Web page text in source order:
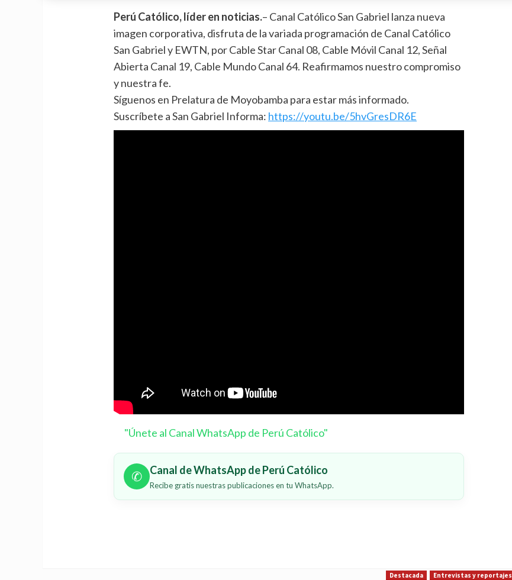
Perú Católico, líder en noticias.– Canal Católico San Gabriel lanza nueva
imagen corporativa, disfruta de la variada programación de Canal Católico
San Gabriel y EWTN, por Cable Star Canal 08, Cable Móvil Canal 12, Señal
Abierta Canal 19, Cable Mundo Canal 64. Reafirmamos nuestro compromiso
y nuestra fe.
Síguenos en Prelatura de Moyobamba para estar más informado.
Suscríbete a San Gabriel Informa: https://youtu.be/5hvGresDR6E
"Únete al Canal WhatsApp de Perú Católico"
✆ Canal de WhatsApp de Perú Católico
Recibe gratis nuestras publicaciones en tu WhatsApp.
Destacada
Entrevistas y reportajes